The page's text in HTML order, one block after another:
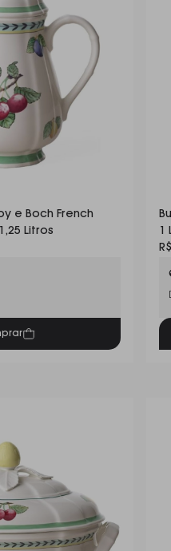
e Boch French
Litros
1